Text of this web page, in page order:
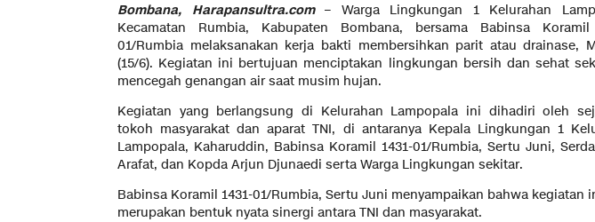
Bombana, Harapansultra.com
– Warga Lingkungan 1 Kelurahan
Kecamatan Rumbia, Kabupaten Bombana, bersama Babinsa Koramil
01/Rumbia melaksanakan kerja bakti membersihkan parit atau drainase,
(15/6). Kegiatan ini bertujuan menciptakan lingkungan bersih dan sehat
mencegah genangan air saat musim hujan.
Kegiatan yang berlangsung di Kelurahan Lampopala ini dihadiri oleh
tokoh masyarakat dan aparat TNI, di antaranya Kepala Lingkungan 1
Lampopala, Kaharuddin, Babinsa Koramil 1431-01/Rumbia, Sertu Juni,
Arafat, dan Kopda Arjun Djunaedi serta Warga Lingkungan sekitar.
Babinsa Koramil 1431-01/Rumbia, Sertu Juni menyampaikan bahwa kegiatan
merupakan bentuk nyata sinergi antara TNI dan masyarakat.